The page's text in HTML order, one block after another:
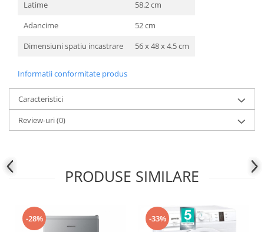
Latime
58.2 cm
Adancime
52 cm
Dimensiuni spatiu incastrare
56 x 48 x 4.5 cm
Informatii conformitate produs
Caracteristici
Review-uri(0)
PRODUSE SIMILARE
-28% -33%